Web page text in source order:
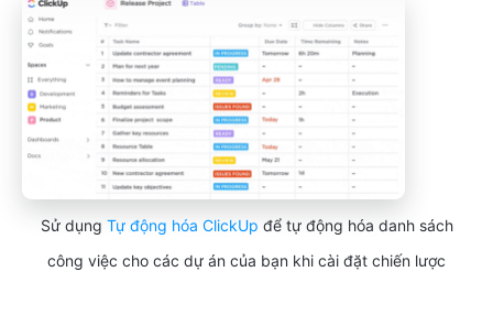
Sử dụng Tự động hóa ClickUp để tự động hóa danh sách
công việc cho các dự án của bạn khi cài đặt chiến lược